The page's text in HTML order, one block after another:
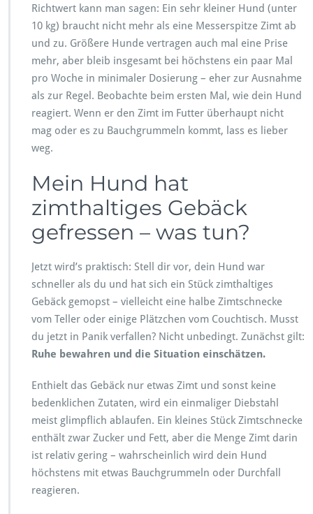
Richtwert kann man sagen: Ein sehr kleiner Hund (unter
10 kg) braucht nicht mehr als eine Messerspitze Zimt ab
und zu. Größere Hunde vertragen auch mal eine Prise
mehr, aber bleib insgesamt bei höchstens ein paar Mal
pro Woche in minimaler Dosierung – eher zur Ausnahme
als zur Regel. Beobachte beim ersten Mal, wie dein Hund
reagiert. Wenn er den Zimt im Futter überhaupt nicht
mag oder es zu Bauchgrummeln kommt, lass es lieber
weg.
Mein Hund hat
zimthaltiges Gebäck
gefressen – was tun?
Jetzt wird’s praktisch: Stell dir vor, dein Hund war
schneller als du und hat sich ein Stück zimthaltiges
Gebäck gemopst – vielleicht eine halbe Zimtschnecke
vom Teller oder einige Plätzchen vom Couchtisch. Musst
du jetzt in Panik verfallen? Nicht unbedingt. Zunächst gilt:
Ruhe bewahren und die Situation einschätzen.
Enthielt das Gebäck nur etwas Zimt und sonst keine
bedenklichen Zutaten, wird ein einmaliger Diebstahl
meist glimpflich ablaufen. Ein kleines Stück Zimtschnecke
enthält zwar Zucker und Fett, aber die Menge Zimt darin
ist relativ gering – wahrscheinlich wird dein Hund
höchstens mit etwas Bauchgrummeln oder Durchfall
reagieren.